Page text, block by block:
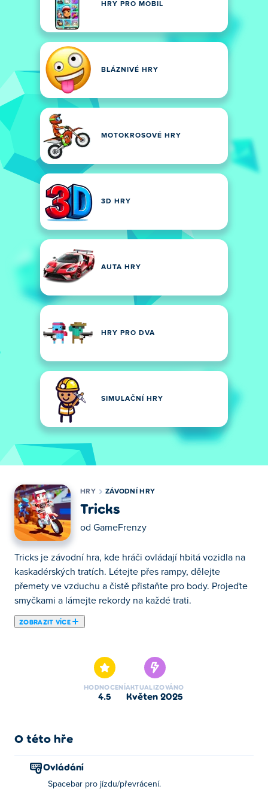
HRY PRO MOBIL
BLÁZNIVÉ HRY
MOTOKROSOVÉ HRY
3D HRY
AUTA HRY
HRY PRO DVA
SIMULAČNÍ HRY
HRY ZÁVODNÍ HRY
Tricks
od GameFrenzy
Tricks je závodní hra, kde hráči ovládají hbitá vozidla na
kaskadérských tratích. Létejte přes rampy, dělejte
přemety ve vzduchu a čistě přistaňte pro body. Projeďte
smyčkami a lámejte rekordy na každé trati.
ZOBRAZIT VÍCE
HODNOCENÍ
4.5
AKTUALIZOVÁNO
květen 2025
O této hře
Ovládání
Spacebar pro jízdu/převrácení.